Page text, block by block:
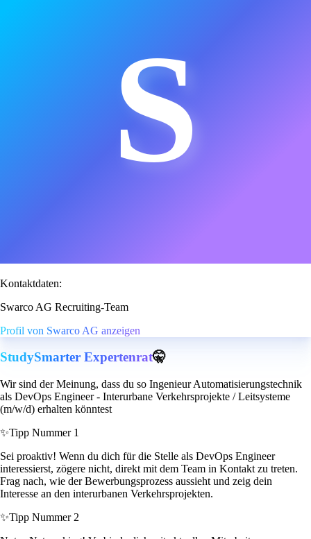
S
Kontaktdaten:
Swarco AG Recruiting-Team
Profil von Swarco AG anzeigen
StudySmarter Expertenrat🤫
Wir sind der Meinung, dass du so Ingenieur Automatisierungstechnik
als DevOps Engineer - Interurbane Verkehrsprojekte / Leitsysteme
(m/w/d) erhalten könntest
✨Tipp Nummer 1
Sei proaktiv! Wenn du dich für die Stelle als DevOps Engineer
interessierst, zögere nicht, direkt mit dem Team in Kontakt zu treten.
Frag nach, wie der Bewerbungsprozess aussieht und zeig dein
Interesse an den interurbanen Verkehrsprojekten.
✨Tipp Nummer 2